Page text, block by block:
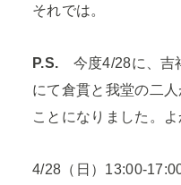
それでは。
P.S. 今度4/28に、吉
にて倉貫と我堂の二
ことになりました。
4/28（日）13:00-